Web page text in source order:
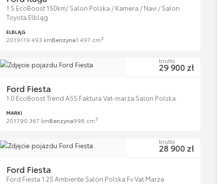
1.5 EcoBoost 150km/ Salon Polska / Kamera / Navi / Salon
Toyota Elbląg
ELBLĄG
2019119 493 kmBenzyna1 497 cm3
Ford Fiesta
1.0 EcoBoost Trend ASS.Faktura Vat-marża.Salon Polska.
MARKI
201790 367 kmBenzyna998 cm3
brutto
29 900 zł
Ford Fiesta
Ford Fiesta 1.25 Ambiente Salon Polska Fv Vat Marża
brutto
28 900 zł